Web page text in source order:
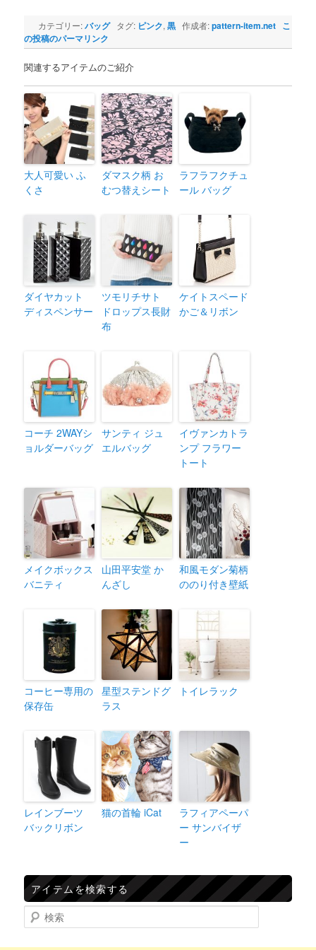
カテゴリー:バッグタグ: ピンク,黒 作成者:pattern-item.net こ
の投稿のパーマリンク
関連するアイテムのご紹介
大人可愛い ふ
くさ
ダマスク柄 お
むつ替えシート
ラフラフクチュ
ール バッグ
ダイヤカット
ディスペンサー
ツモリチサト
ドロップス長財
布
ケイトスペード
かご＆リボン
コーチ 2WAYシ
ョルダーバッグ
サンティ ジュ
エルバッグ
イヴァンカトラ
ンプ フラワー
トート
メイクボックス
バニティ
山田平安堂 か
んざし
和風モダン菊柄
ののり付き壁紙
コーヒー専用の
保存缶
星型ステンドグ
ラス
トイレラック
レインブーツ
バックリボン
猫の首輪 iCat
ラフィアペーパ
ー サンバイザ
ー
アイテムを検索する
検索